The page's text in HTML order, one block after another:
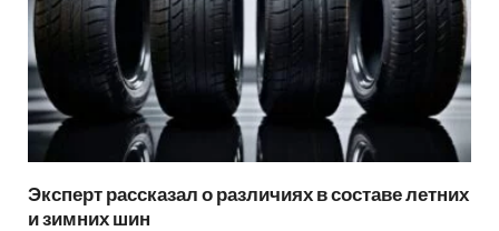
Эксперт рассказал о различиях в составе летних
и зимних шин